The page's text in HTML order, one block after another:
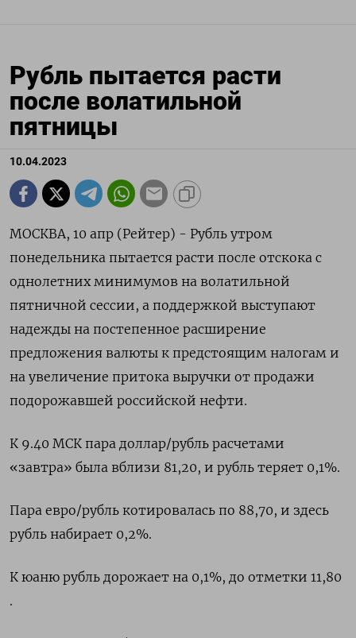
Рубль пытается расти
после волатильной
пятницы
10.04.2023
МОСКВА, 10 апр (Рейтер) - Рубль утром
понедельника пытается расти после отскока с
однолетних минимумов на волатильной
пятничной сессии, а поддержкой выступают
надежды на постепенное расширение
предложения валюты к предстоящим налогам и
на увеличение притока выручки от продажи
подорожавшей российской нефти.
К 9.40 МСК пара доллар/рубль расчетами
«завтра» была вблизи 81,20, и рубль теряет 0,1%.
Пара евро/рубль котировалась по 88,70, и здесь
рубль набирает 0,2%.
К юаню рубль дорожает на 0,1%, до отметки 11,80
.